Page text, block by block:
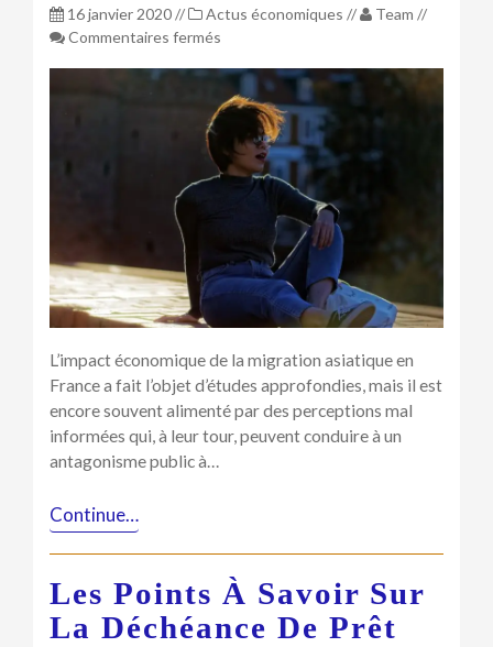
16 janvier 2020// Actus économiques // Team //
Commentaires fermés
la
migration
asiatique
en
Jacques
Sun
L’impact économique de la migration asiatique en
France a fait l’objet d’études approfondies, mais il est
encore souvent alimenté par des perceptions mal
informées qui, à leur tour, peuvent conduire à un
antagonisme public à…
Continue…
Les Points À Savoir Sur
La Déchéance De Prêt